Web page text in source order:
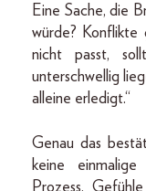
Eine Sache, die
würde? Konflikte
nicht passt,
unterschwellig
alleine erledigt.“
Genau das
keine
Prozess.